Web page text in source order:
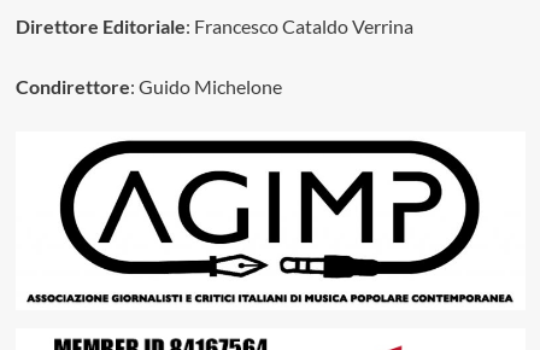
Direttore Editoriale: Francesco Cataldo Verrina
Condirettore: Guido Michelone